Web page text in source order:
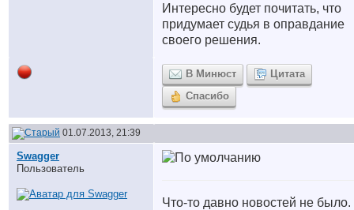
Интересно будет почитать, что
придумает судья в оправдание
своего решения.
В Минюст
Цитата
Спасибо
01.07.2013, 21:39
Swagger
Пользователь
Что-то давно новостей не было.